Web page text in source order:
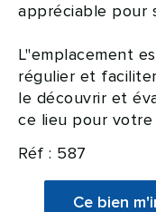
appréciable pour
L''emplacement
régulier et
le découvrir et
ce lieu pour votre
Réf : 587
Ce bien